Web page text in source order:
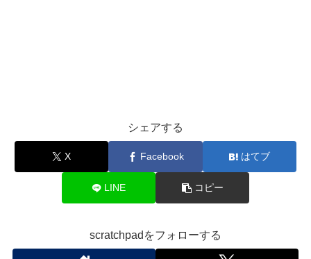
シェアする
X Facebook はてブ
LINE コピー
scratchpadをフォローする